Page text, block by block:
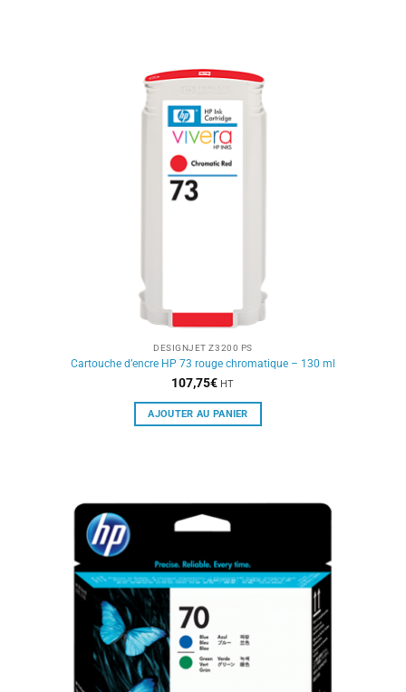
DESIGNJET Z3200 PS
Cartouche d’encre HP 73 rouge chromatique – 130 ml
107,75€ HT
AJOUTER AU PANIER